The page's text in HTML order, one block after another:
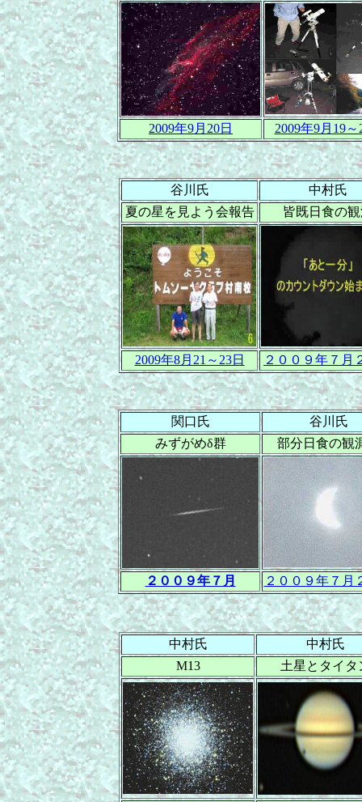
2009年9月20日 2009年9月19～
谷川氏
中村氏
夏の星を見よう会報告
皆既日食の
2009年8月21～23日 ２００９年７月
関口氏
谷川氏
みずがめδ群
部分日食の観
２００９年７月 ２００９年７月
中村氏
中村氏
M13
土星とタイタ